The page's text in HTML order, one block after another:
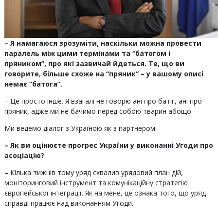
– Я намагаюся зрозуміти, наскільки можна провести
паралель між цими термінами та “батогом і
пряником”, про які зазвичай йдеться. Те, що ви
говорите, більше схоже на “пряник” – у вашому описі
немає “батога”.
– Це просто інше. Я взагалі не говорю ані про батіг, ані про
пряник, адже ми не бачимо перед собою тварин абощо.
Ми ведемо діалог з Україною як з партнером.
– Як ви оцінюєте прогрес України у виконанні Угоди про
асоціацію?
– Кілька тижнів тому уряд схвалив урядовий план дій,
моніторинговий інструмент та комунікаційну стратегію
європейської інтеграції. Як на мене, це ознака того, що уряд
справді працює над виконанням Угоди.